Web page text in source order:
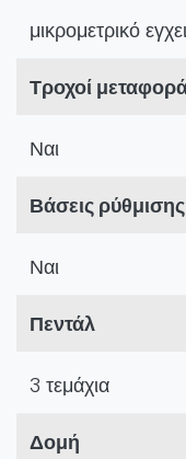
μικρομετρικό
Τροχοί
Ναι
Βάσεις
Ναι
Πεντάλ
3 τεμάχια
Δομή